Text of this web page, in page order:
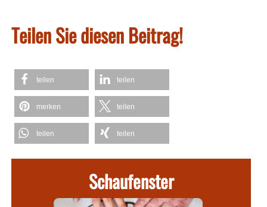
Teilen Sie diesen Beitrag!
teilen teilen
merken teilen
teilen teilen
Schaufenster